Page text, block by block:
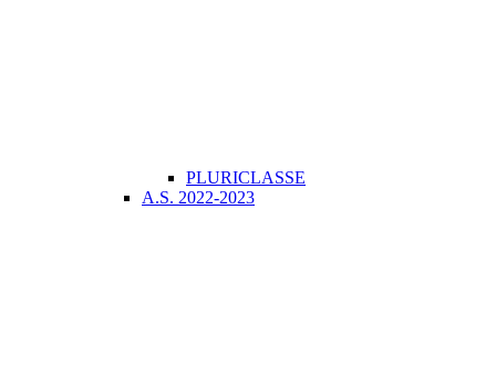
PLURICLASSE
A.S. 2022-2023